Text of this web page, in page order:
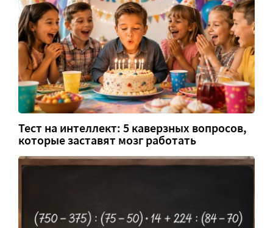
Тест на интеллект: 5 каверзных вопросов,
которые заставят мозг работать